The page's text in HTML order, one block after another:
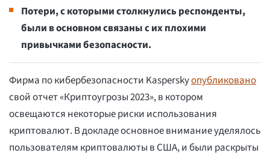
Потери, с которыми столкнулись респонденты,
были в основном связаны с их плохими
привычками безопасности.
Фирма по кибербезопасности Kasperskyопубликовано
свой отчет «Криптоугрозы 2023», в котором
освещаются некоторые риски использования
криптовалют. В докладе основное внимание уделялось
пользователям криптовалюты в США, и были раскрыты